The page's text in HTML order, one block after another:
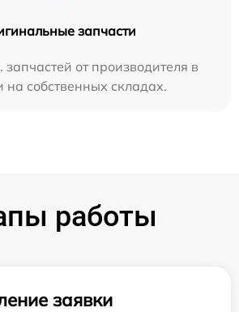
запчасти
запчастей от производителя в
на собственных складах.
работы
заявки